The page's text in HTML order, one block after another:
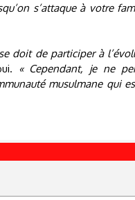
s’attaque à votre
doit de participer à
« Cependant, je ne
musulmane qui